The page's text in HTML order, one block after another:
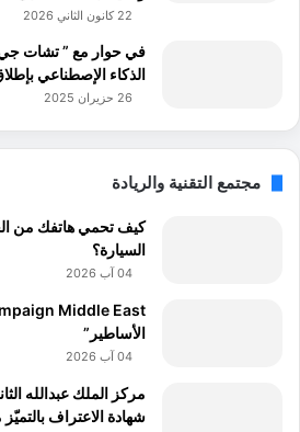
22 كانون الثاني 2026
في حوار مع ” تشات
الذكاء الإصطناعي
26 حزيران 2025
مجتمع التقنية والريادة
كيف تحمي هاتفك من
السيارة؟
04 آب 2026
الأساطير”
04 آب 2026
مركز الملك عبدالله